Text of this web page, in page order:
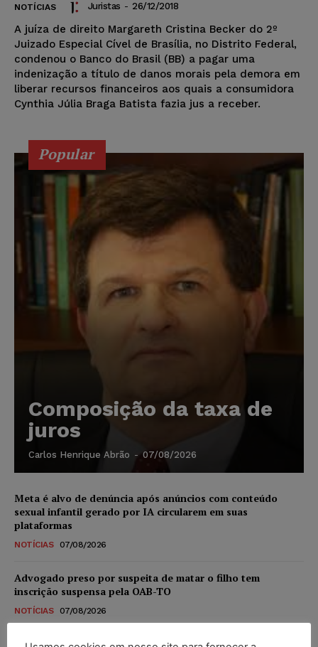
NOTÍCIAS Juristas - 26/12/2018
A juíza de direito Margareth Cristina Becker do 2º
Juizado Especial Cível de Brasília, no Distrito Federal,
condenou o Banco do Brasil (BB) a pagar uma
indenização a título de danos morais pela demora em
liberar recursos financeiros aos quais a consumidora
Cynthia Júlia Braga Batista fazia jus a receber.
Popular
Composição da taxa de
juros
Carlos Henrique Abrão - 07/08/2026
Meta é alvo de denúncia após anúncios com conteúdo
sexual infantil gerado por IA circularem em suas
plataformas
NOTÍCIAS 07/08/2026
Advogado preso por suspeita de matar o filho tem
inscrição suspensa pela OAB-TO
NOTÍCIAS 07/08/2026
STF amplia isenção de IBS e CBS na compra de veículos